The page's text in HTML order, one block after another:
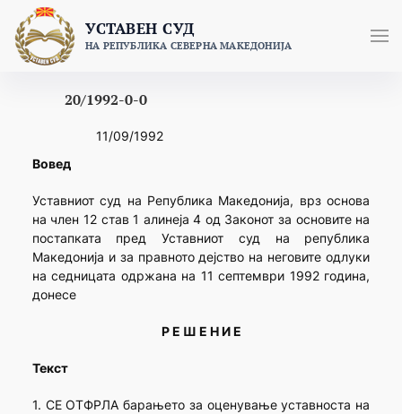
content
УСТАВЕН СУД
НА РЕПУБЛИКА СЕВЕРНА МАКЕДОНИЈА
20/1992-0-0
11/09/1992
Вовед
Уставниот суд на Република Македонија, врз основа
на член 12 став 1 алинеја 4 од Законот за основите на
постапката пред Уставниот суд на република
Македонија и за правното дејство на неговите одлуки
на седницата одржана на 11 септември 1992 година,
донесе
Р Е Ш Е Н И Е
Текст
1. СЕ ОТФРЛА барањето за оценување уставноста на